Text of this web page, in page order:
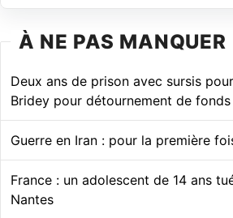
À NE PAS MANQUER
Deux ans de prison avec sursis
Bridey pour détournement de
Guerre en Iran : pour la première
France : un adolescent de 14 ans
Nantes